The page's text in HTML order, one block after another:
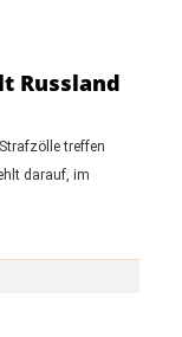
Russland
treffen
darauf, im